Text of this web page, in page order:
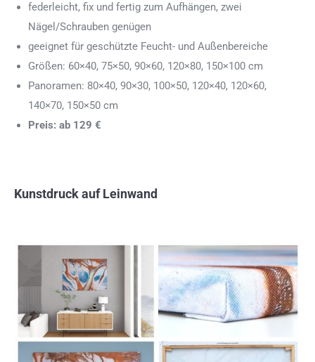
federleicht, fix und fertig zum Aufhängen, zwei
Nägel/Schrauben genügen
geeignet für geschützte Feucht- und Außenbereiche
Größen: 60×40, 75×50, 90×60, 120×80, 150×100 cm
Panoramen: 80×40, 90×30, 100×50, 120×40, 120×60,
140×70, 150×50 cm
Preis: ab 129 €
Kunstdruck auf Leinwand